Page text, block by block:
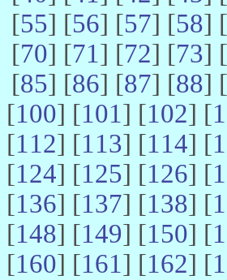
[55] [56] [57] [58] [
[70] [71] [72] [73] [
[85] [86] [87] [88] [
[100] [101] [102] [
[112] [113] [114] [
[124] [125] [126] [
[136] [137] [138] [
[148] [149] [150] [
[160] [161] [162] [